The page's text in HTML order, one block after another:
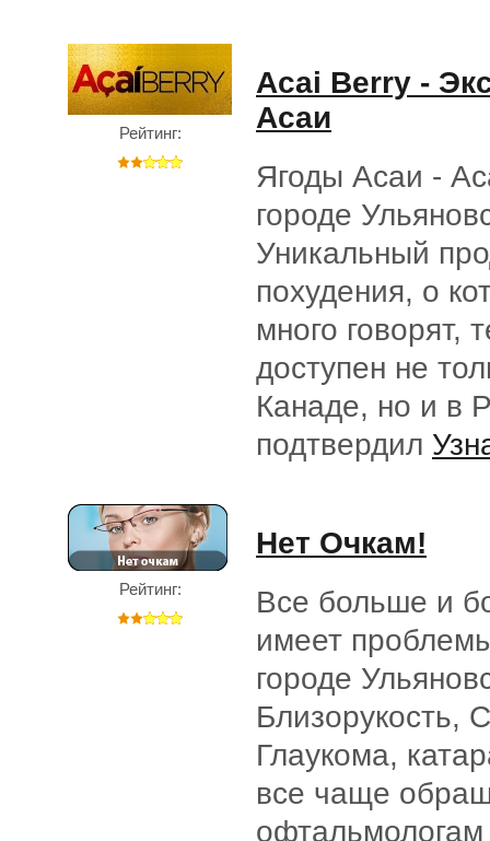
Рейтинг:
Acai Berry -
Асаи
Ягоды Асаи -
городе
Уникальный
похудения, о
много говорят,
доступен не
Канаде, но и в
подтвердил
Рейтинг:
Нет Очкам!
Все больше и
имеет
городе
Близорукость,
Глаукома,
все чаще
офтальмологам